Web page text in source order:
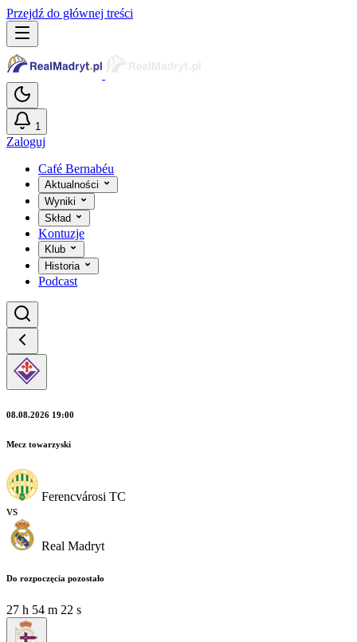
Przejdź do głównej treści
1
Zaloguj
Café Bernabéu
Aktualności
Wyniki
Skład
Kontuzje
Klub
Historia
Podcast
08.08.2026 19:00
Mecz towarzyski
Ferencvárosi TC
vs
Real Madryt
Do rozpoczęcia pozostało
27 h 54 m 19 s